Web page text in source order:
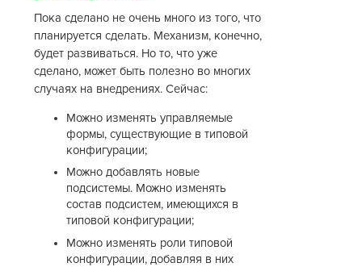
Пока сделано не очень много из того, что
планируется сделать. Механизм, конечно,
будет развиваться. Но то, что уже
сделано, может быть полезно во многих
случаях на внедрениях. Сейчас:
Можно изменять управляемые
формы, существующие в типовой
конфигурации;
Можно добавлять новые
подсистемы. Можно изменять
состав подсистем, имеющихся в
типовой конфигурации;
Можно изменять роли типовой
конфигурации, добавляя в них